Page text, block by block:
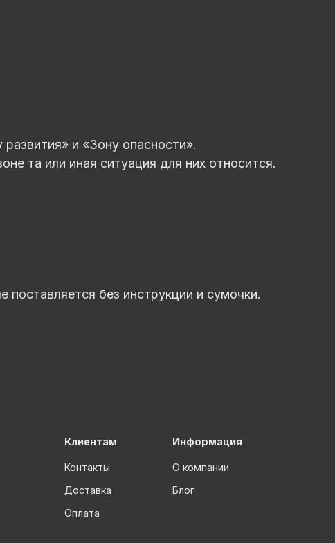
и «Зону опасности».
та или иная ситуация для них относится.
без инструкции и сумочки.
Клиентам
Контакты
Доставка
Оплата
Информация
О компании
Блог